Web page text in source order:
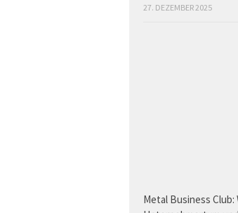
27. DEZEMBER 2025
Metal Business Club: